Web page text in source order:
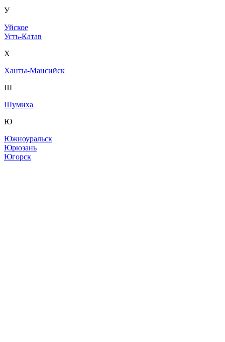
У
Уйское
Усть-Катав
Х
Ханты-Мансийск
Ш
Шумиха
Ю
Южноуральск
Юрюзань
Югорск